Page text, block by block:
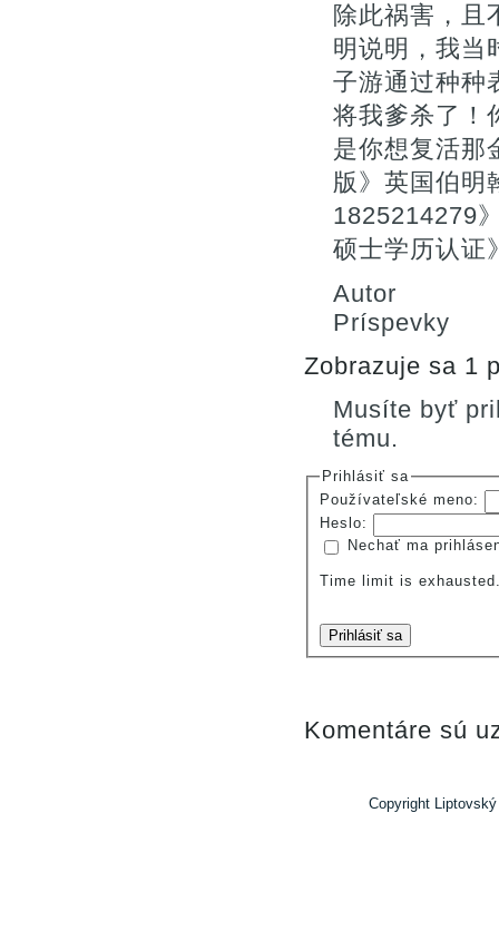
除此祸害，且
明说明，我当
子游通过种种
将我爹杀了！
是你想复活那
版》英国伯明
1825214279
硕士学历认证
Autor
Príspevky
Zobrazuje sa 1
Musíte byť
tému.
Prihlásiť sa
Používateľské meno:
Heslo:
Nechať ma
Time limit is
Prihlásiť sa
Komentáre sú
Copyright